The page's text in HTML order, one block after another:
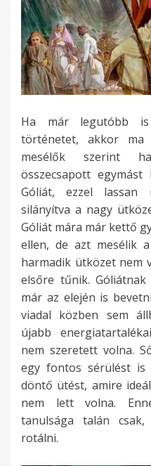
Ha már legutóbb
történetet, akkor
mesélők szerint
összecsapott
Góliát, ezzel lassan
silányítva a nagy
Góliát mára már kettő
ellen, de azt mesélik
harmadik ütközet nem
elsőre tűnik.
már az elején is
viadal közben sem
újabb
nem szeretett volna.
egy fontos sérülést
döntő ütést, amire
nem lett volna.
tanulsága talán
rotálni.